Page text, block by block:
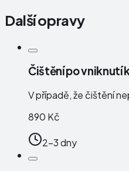
Další opravy
Čištění po vniknutí
V případě, že čištění
890 Kč
2-3 dny